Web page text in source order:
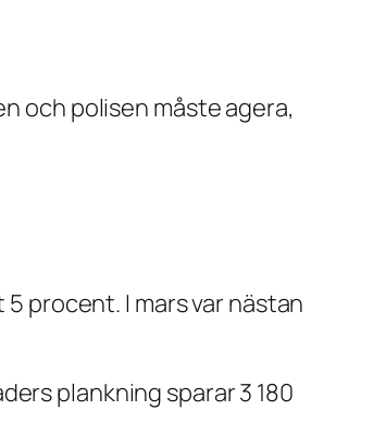
och polisen måste agera,
procent. I mars var nästan
plankning sparar 3 180